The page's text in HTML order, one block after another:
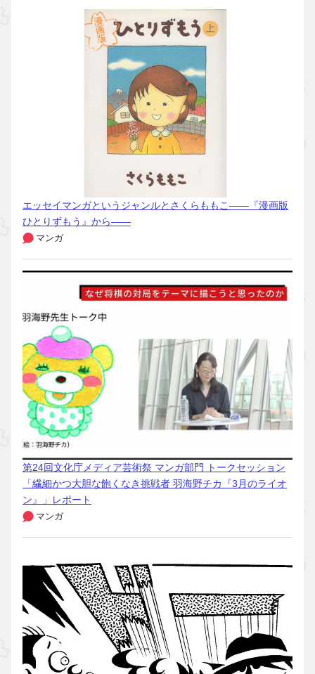
エッセイマンガというジャンルとさくらももこ――『漫画版
ひとりずもう』から――
マンガ
第24回文化庁メディア芸術祭 マンガ部門 トークセッション
「繊細かつ大胆な飽くなき挑戦者 羽海野チカ『3月のライオ
ン』」レポート
マンガ